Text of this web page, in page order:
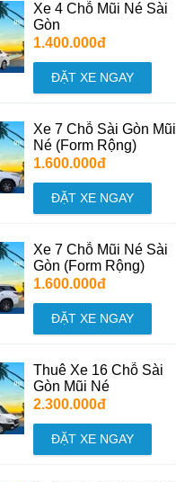
Xe 4 Chỗ Mũi Né Sài
Gòn
1.400.000đ
ĐẶT XE NGAY
Xe 7 Chỗ Sài Gòn Mũi
Né (Form Rộng)
1.600.000đ
ĐẶT XE NGAY
Xe 7 Chỗ Mũi Né Sài
Gòn (Form Rộng)
1.600.000đ
ĐẶT XE NGAY
Thuê Xe 16 Chỗ Sài
Gòn Mũi Né
2.300.000đ
ĐẶT XE NGAY